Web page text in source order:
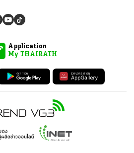
Application
My THAIRATH